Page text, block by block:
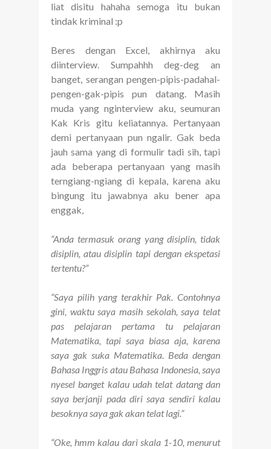
liat disitu hahaha semoga itu bukan
tindak kriminal :p
Beres dengan Excel, akhirnya aku
diinterview. Sumpahhh deg-deg an
banget, serangan pengen-pipis-padahal-
pengen-gak-pipis pun datang. Masih
muda yang nginterview aku, seumuran
Kak Kris gitu keliatannya. Pertanyaan
demi pertanyaan pun ngalir. Gak beda
jauh sama yang di formulir tadi sih, tapi
ada beberapa pertanyaan yang masih
terngiang-ngiang di kepala, karena aku
bingung itu jawabnya aku bener apa
enggak,
“Anda termasuk orang yang disiplin, tidak
disiplin, atau disiplin tapi dengan ekspetasi
tertentu?”
“Saya pilih yang terakhir Pak. Contohnya
gini, waktu saya masih sekolah, saya telat
pas pelajaran pertama tu pelajaran
Matematika, tapi saya biasa aja, karena
saya gak suka Matematika. Beda dengan
Bahasa Inggris atau Bahasa Indonesia, saya
nyesel banget kalau udah telat datang dan
saya berjanji pada diri saya sendiri kalau
besoknya saya gak akan telat lagi.”
“Oke, hmm kalau dari skala 1-10, menurut